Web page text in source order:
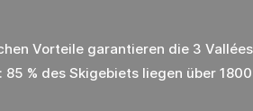
Vorteile garantieren die 3
% des Skigebiets liegen über